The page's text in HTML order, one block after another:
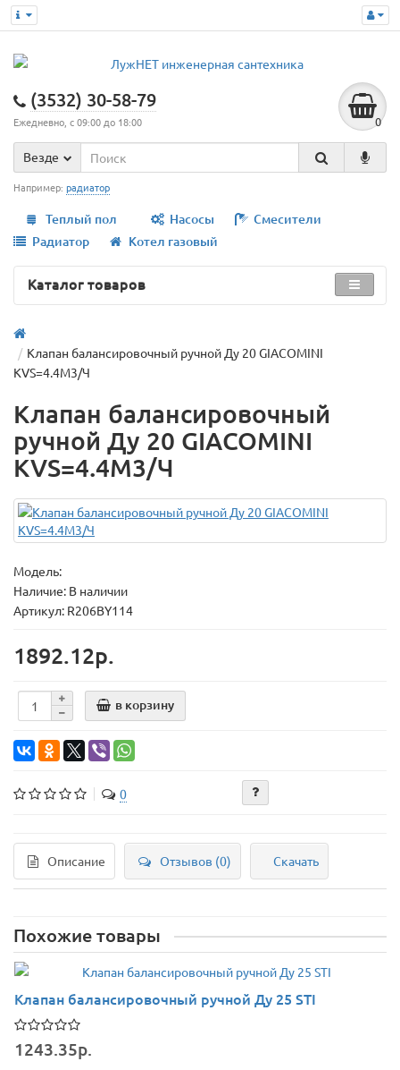
(3532) 30-58-79
Ежедневно, с 09:00 до 18:00 0
Везде
Например: радиатор
Теплый пол Насосы
Смесители
Радиатор
Котел газовый
Каталог товаров
Клапан балансировочный ручной Ду 20 GIACOMINI
KVS=4.4М3/Ч
Клапан балансировочный
ручной Ду 20 GIACOMINI
KVS=4.4М3/Ч
Модель:
Наличие: В наличии
Артикул: R206BY114
1892.12р.
в корзину
0
Описание Отзывов (0) Скачать
Похожие товары
Клапан балансировочный ручной Ду 25 STI
1243.35р.